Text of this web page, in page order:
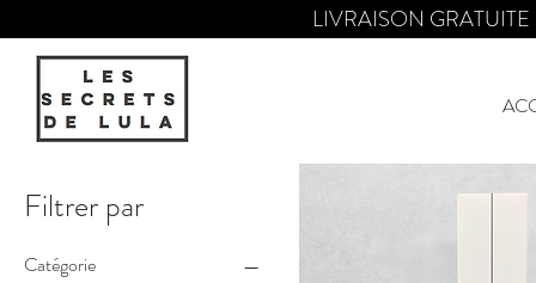
LIVRAISON
Filtrer par
Catégorie